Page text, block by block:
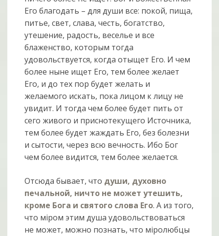
Его благодать – для души все: покой, пища,
питье, свет, слава, честь, богатство,
утешение, радость, веселье и все
блаженство, которым тогда
удовольствуется, когда отыщет Его. И чем
более ныне ищет Его, тем более желает
Его, и до тех пор будет желать и
желаемого искать, пока лицом к лицу не
увидит. И тогда чем более будет пить от
сего живого и приснотекущего Источника,
тем более будет жаждать Его, без болезни
и сытости, через всю вечность. Ибо Бог
чем более видится, тем более желается.
Отсюда бывает, что души, духовно
печальной, ничто не может утешить,
кроме Бога и святого слова Его. А из того,
что мiром этим душа удовольствоваться
не может, можно познать, что мiролюбцы